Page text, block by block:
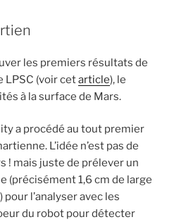
les premiers résultats de
LPSC (voir cetarticle), le
à la surface de Mars.
a procédé au tout premier
L’idée n’est pas de
! mais juste de prélever un
(précisément 1,6 cm de large
l’analyser avec les
du robot pour détecter